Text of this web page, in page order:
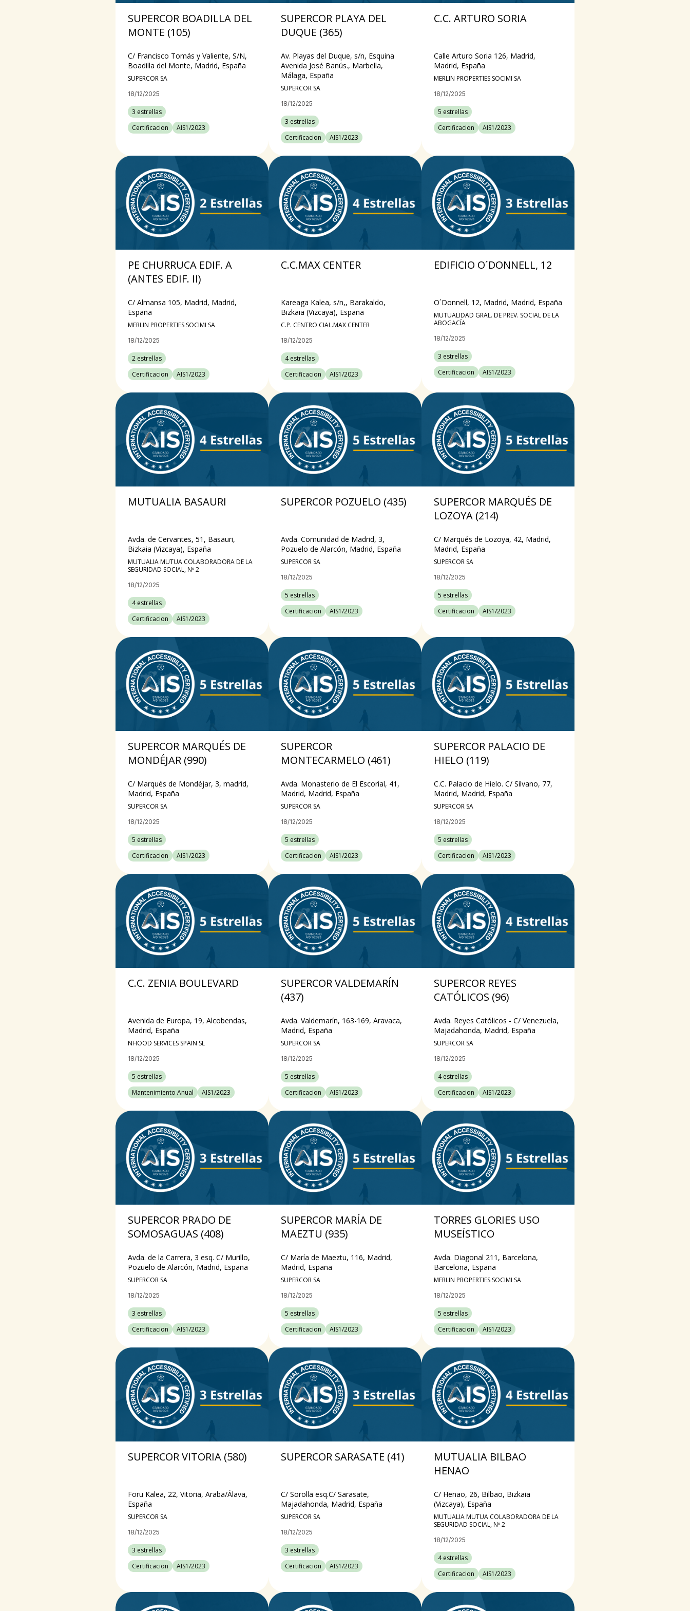
SUPERCOR BOADILLA DEL
MONTE (105)
C/ Francisco Tomás y Valiente, S/N,
Boadilla del Monte, Madrid, España
SUPERCOR SA
18/12/2025
3 estrellas
Certificacion
AIS1/2023
SUPERCOR PLAYA DEL
DUQUE (365)
Av. Playas del Duque, s/n, Esquina
Avenida José Banús., Marbella,
Málaga, España
SUPERCOR SA
18/12/2025
3 estrellas
Certificacion
AIS1/2023
C.C. ARTURO SORIA
Calle Arturo Soria 126, Madrid,
Madrid, España
MERLIN PROPERTIES SOCIMI SA
18/12/2025
5 estrellas
Certificacion
AIS1/2023
PE CHURRUCA EDIF. A
(ANTES EDIF. II)
C/ Almansa 105, Madrid, Madrid,
España
MERLIN PROPERTIES SOCIMI SA
18/12/2025
2 estrellas
Certificacion
AIS1/2023
C.C.MAX CENTER
Kareaga Kalea, s/n,, Barakaldo,
Bizkaia (Vizcaya), España
C.P. CENTRO CIAL.MAX CENTER
18/12/2025
4 estrellas
Certificacion
AIS1/2023
EDIFICIO O´DONNELL, 12
O´Donnell, 12, Madrid, Madrid, España
MUTUALIDAD GRAL. DE PREV. SOCIAL DE LA
ABOGACÍA
18/12/2025
3 estrellas
Certificacion
AIS1/2023
MUTUALIA BASAURI
Avda. de Cervantes, 51, Basauri,
Bizkaia (Vizcaya), España
MUTUALIA MUTUA COLABORADORA DE LA
SEGURIDAD SOCIAL, Nº 2
18/12/2025
4 estrellas
Certificacion
AIS1/2023
SUPERCOR POZUELO (435)
Avda. Comunidad de Madrid, 3,
Pozuelo de Alarcón, Madrid, España
SUPERCOR SA
18/12/2025
5 estrellas
Certificacion
AIS1/2023
SUPERCOR MARQUÉS DE
LOZOYA (214)
C/ Marqués de Lozoya, 42, Madrid,
Madrid, España
SUPERCOR SA
18/12/2025
5 estrellas
Certificacion
AIS1/2023
SUPERCOR MARQUÉS DE
MONDÉJAR (990)
C/ Marqués de Mondéjar, 3, madrid,
Madrid, España
SUPERCOR SA
18/12/2025
5 estrellas
Certificacion
AIS1/2023
SUPERCOR
MONTECARMELO (461)
Avda. Monasterio de El Escorial, 41,
Madrid, Madrid, España
SUPERCOR SA
18/12/2025
5 estrellas
Certificacion
AIS1/2023
SUPERCOR PALACIO DE
HIELO (119)
C.C. Palacio de Hielo. C/ Silvano, 77,
Madrid, Madrid, España
SUPERCOR SA
18/12/2025
5 estrellas
Certificacion
AIS1/2023
C.C. ZENIA BOULEVARD
Avenida de Europa, 19, Alcobendas,
Madrid, España
NHOOD SERVICES SPAIN SL
18/12/2025
5 estrellas
Mantenimiento Anual
AIS1/2023
SUPERCOR VALDEMARÍN
(437)
Avda. Valdemarín, 163-169, Aravaca,
Madrid, España
SUPERCOR SA
18/12/2025
5 estrellas
Certificacion
AIS1/2023
SUPERCOR REYES
CATÓLICOS (96)
Avda. Reyes Católicos - C/ Venezuela,
Majadahonda, Madrid, España
SUPERCOR SA
18/12/2025
4 estrellas
Certificacion
AIS1/2023
SUPERCOR PRADO DE
SOMOSAGUAS (408)
Avda. de la Carrera, 3 esq. C/ Murillo,
Pozuelo de Alarcón, Madrid, España
SUPERCOR SA
18/12/2025
3 estrellas
Certificacion
AIS1/2023
SUPERCOR MARÍA DE
MAEZTU (935)
C/ María de Maeztu, 116, Madrid,
Madrid, España
SUPERCOR SA
18/12/2025
5 estrellas
Certificacion
AIS1/2023
TORRES GLORIES USO
MUSEÍSTICO
Avda. Diagonal 211, Barcelona,
Barcelona, España
MERLIN PROPERTIES SOCIMI SA
18/12/2025
5 estrellas
Certificacion
AIS1/2023
SUPERCOR VITORIA (580)
Foru Kalea, 22, Vitoria, Araba/Álava,
España
SUPERCOR SA
18/12/2025
3 estrellas
Certificacion
AIS1/2023
SUPERCOR SARASATE (41)
C/ Sorolla esq.C/ Sarasate,
Majadahonda, Madrid, España
SUPERCOR SA
18/12/2025
3 estrellas
Certificacion
AIS1/2023
MUTUALIA BILBAO
HENAO
C/ Henao, 26, Bilbao, Bizkaia
(Vizcaya), España
MUTUALIA MUTUA COLABORADORA DE LA
SEGURIDAD SOCIAL, Nº 2
18/12/2025
4 estrellas
Certificacion
AIS1/2023